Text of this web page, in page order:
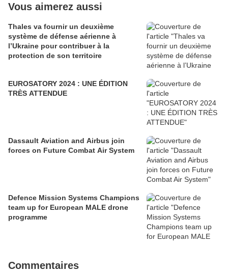
Vous aimerez aussi
Thales va fournir un deuxième
système de défense aérienne à
l’Ukraine pour contribuer à la
protection de son territoire
EUROSATORY 2024 : UNE ÉDITION
TRÈS ATTENDUE
Dassault Aviation and Airbus join
forces on Future Combat Air System
Defence Mission Systems Champions
team up for European MALE drone
programme
Commentaires